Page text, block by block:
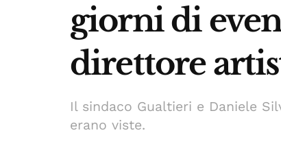
giorni di
direttore
Il sindaco Gualtieri e Daniele
erano viste.